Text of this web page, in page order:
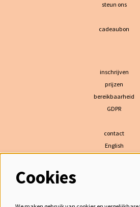
steun ons
cadeaubon
inschrijven
prijzen
bereikbaarheid
GDPR
contact
English
Cookies